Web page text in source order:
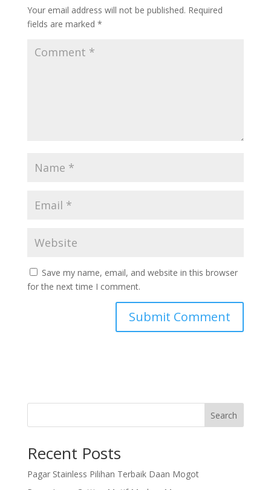
Your email address will not be published. Required
fields are marked *
Save my name, email, and website in this browser
for the next time I comment.
Search
Recent Posts
Pagar Stainless Pilihan Terbaik Daan Mogot